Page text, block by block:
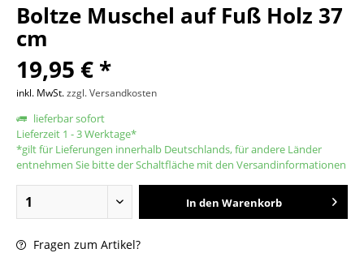
Boltze Muschel auf Fuß Holz 37
cm
19,95 € *
inkl. MwSt.zzgl. Versandkosten
lieferbar sofort
Lieferzeit 1 - 3 Werktage*
*gilt für Lieferungen innerhalb Deutschlands, für andere Länder
entnehmen Sie bitte der Schaltfläche mit den Versandinformationen
In den Warenkorb
Fragen zum Artikel?